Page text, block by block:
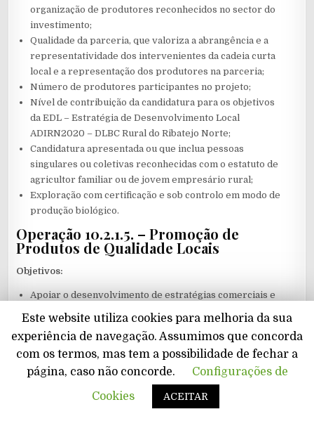
organização de produtores reconhecidos no sector do
investimento;
Qualidade da parceria, que valoriza a abrangência e a
representatividade dos intervenientes da cadeia curta
local e a representação dos produtores na parceria;
Número de produtores participantes no projeto;
Nível de contribuição da candidatura para os objetivos
da EDL – Estratégia de Desenvolvimento Local
ADIRN2020 – DLBC Rural do Ribatejo Norte;
Candidatura apresentada ou que inclua pessoas
singulares ou coletivas reconhecidas com o estatuto de
agricultor familiar ou de jovem empresário rural;
Exploração com certificação e sob controlo em modo de
produção biológico.
Operação 10.2.1.5. – Promoção de
Produtos de Qualidade Locais
Objetivos:
Apoiar o desenvolvimento de estratégias comerciais e
de promoção que permitam incentivar o consumo de
produtos abrangidos por regimes de qualidade;
Promover a diferenciação e o posicionamento no
mercado pela qualidade, utilizando o potencial de
mercado associado.
Tipologia de ações:
Este website utiliza cookies para melhoria da sua
experiência de navegação. Assumimos que concorda
com os termos, mas tem a possibilidade de fechar a
página, caso não concorde.
Configurações de
Cookies
ACEITAR